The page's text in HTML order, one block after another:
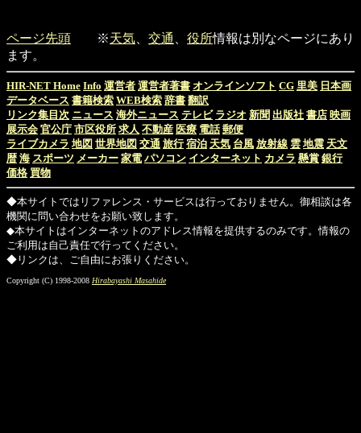
ページ先頭 ※天気 交通 役所情報は別なページにあり
ます。
HIR-NET Home Info 運営者 運営者著書 オンラインソフト CG 里美 日本画
データベース 書籍検索 WEB検索 辞書 翻訳
リンク集目次 ニュース 海外ニュース テレビ ラジオ 新聞 出版社 書店 映画
展示会 官公庁 市区役所 求人 不動産 医療 電話 郵便
ライブカメラ 地図 世界地図 交通 旅行 宿泊 天気 台風 放射線 雲 地震 天文
暦 海 スポーツ メーカー 家電 パソコン インターネット カメラ 懸賞 銀行
価格 買物
◆本サイトではリファレンス・サービスは行っておりません。御相談は各
機関に問い合わせをお願い致します。
◆本サイトはインターネットのアドレス情報を提供するのみです。情報の
ご利用は自己責任で行ってください。
◆リンクは、ご自由にお張りください。
Copyright (C) 1998-2008 Hirabayashi Masahide